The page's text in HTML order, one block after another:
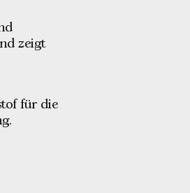
zeigt
für die